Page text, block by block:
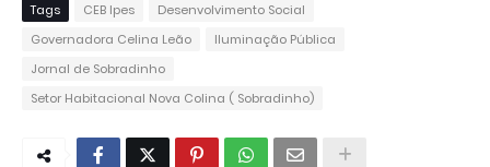
Tags CEB Ipes
Desenvolvimento Social
Governadora Celina Leão
Iluminação Pública
Jornal de Sobradinho
Setor Habitacional Nova Colina ( Sobradinho)